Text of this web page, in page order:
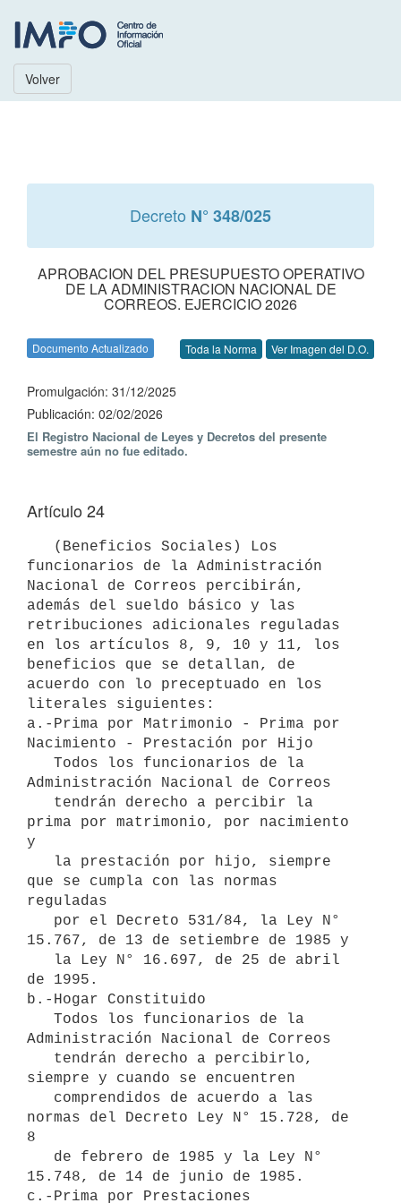
Volver
Decreto N° 348/025
APROBACION DEL PRESUPUESTO OPERATIVO
DE LA ADMINISTRACION NACIONAL DE
CORREOS. EJERCICIO 2026
Documento Actualizado Toda la Norma Ver Imagen del D.O.
Promulgación: 31/12/2025
Publicación: 02/02/2026
El Registro Nacional de Leyes y Decretos del presente
semestre aún no fue editado.
Artículo 24
funcionarios de la Administración
Nacional de Correos percibirán,
además del sueldo básico y las
retribuciones adicionales reguladas
en los artículos 8, 9, 10 y 11, los
beneficios que se detallan, de
acuerdo con lo preceptuado en los
literales siguientes:
a.-Prima por Matrimonio - Prima por
Nacimiento - Prestación por Hijo
Administración Nacional de Correos
prima por matrimonio, por nacimiento
y
que se cumpla con las normas
reguladas
15.767, de 13 de setiembre de 1985 y
de 1995.
b.-Hogar Constituido
Administración Nacional de Correos
siempre y cuando se encuentren
normas del Decreto Ley N° 15.728, de
8
15.748, de 14 de junio de 1985.
c.-Prima por Prestaciones